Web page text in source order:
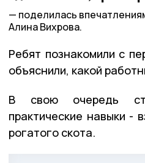
поделилась
Алина Вихрова.
Ребят познакомили с
объяснили, какой
В свою очередь
практические навыки -
рогатого скота.